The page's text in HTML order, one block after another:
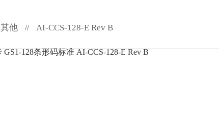
其他 // AI-CCS-128-E Rev B